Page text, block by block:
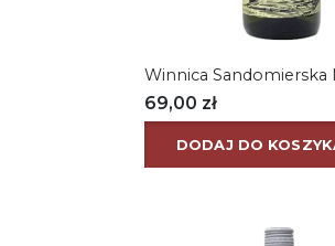
Winnica Sandomierska
69,00 zł
DODAJ DO